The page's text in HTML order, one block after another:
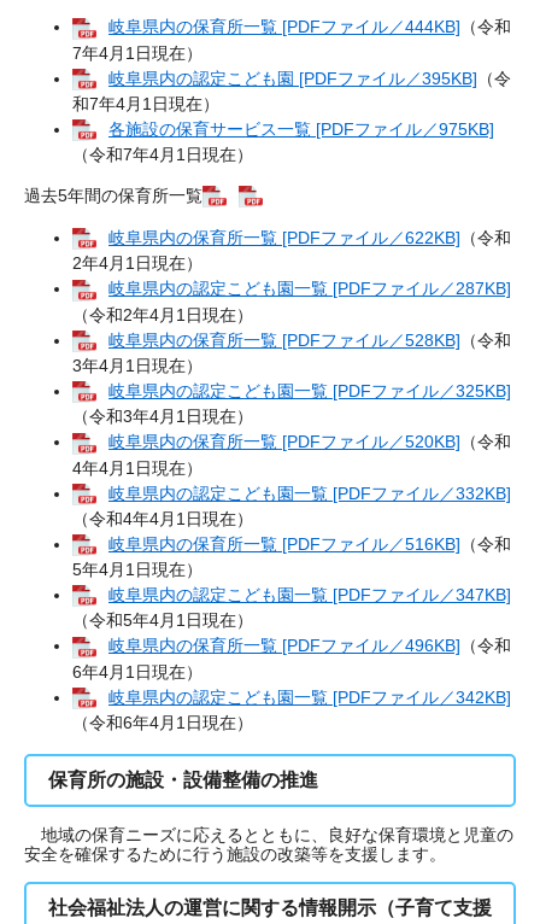
岐阜県内の保育所一覧 [PDFファイル／444KB] （令和
7年4月1日現在）
岐阜県内の認定こども園 [PDFファイル／395KB] （令
和7年4月1日現在）
各施設の保育サービス一覧 [PDFファイル／975KB]
（令和7年4月1日現在）
過去5年間の保育所一覧
岐阜県内の保育所一覧 [PDFファイル／622KB] （令和
2年4月1日現在）
岐阜県内の認定こども園一覧 [PDFファイル／287KB]
（令和2年4月1日現在）
岐阜県内の保育所一覧 [PDFファイル／528KB] （令和
3年4月1日現在）
岐阜県内の認定こども園一覧 [PDFファイル／325KB]
（令和3年4月1日現在）
岐阜県内の保育所一覧 [PDFファイル／520KB] （令和
4年4月1日現在）
岐阜県内の認定こども園一覧 [PDFファイル／332KB]
（令和4年4月1日現在）​
岐阜県内の保育所一覧 [PDFファイル／516KB] （令和
5年4月1日現在）
岐阜県内の認定こども園一覧 [PDFファイル／347KB]
（令和5年4月1日現在）
岐阜県内の保育所一覧 [PDFファイル／496KB] （令和
6年4月1日現在）
岐阜県内の認定こども園一覧 [PDFファイル／342KB]
（令和6年4月1日現在）
保育所の施設・設備整備の推進
地域の保育ニーズに応えるとともに、良好な保育環境と児童の
安全を確保するために行う施設の改築等を支援します。
社会福祉法人の運営に関する情報開示（子育て支援